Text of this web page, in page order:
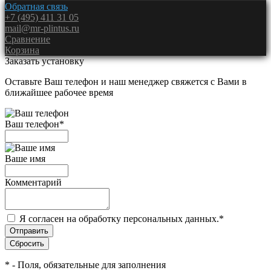
Обратная связь
+7 (495) 411 31 05
mail@mr-plintus.ru
Сравнение
Корзина
Заказать установку
Оставьте Ваш телефон и наш менеджер свяжется с Вами в
ближайшее рабочее время
Ваш телефон*
Ваше имя
Комментарий
Я согласен на обработку персональных данных.*
* - Поля, обязательные для заполнения